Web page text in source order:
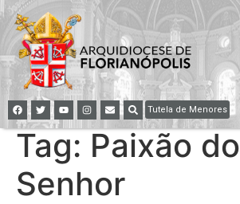
Tutela de Menores
Tag: Paixão do
Senhor